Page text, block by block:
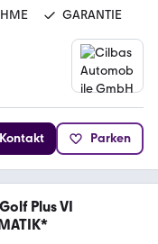
GARANTIE
Kontakt Parken
Plus VI